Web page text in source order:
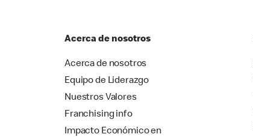
Acerca de nosotros
Acerca de nosotros
Equipo de Liderazgo
Nuestros Valores
Franchising info
Impacto Económico en